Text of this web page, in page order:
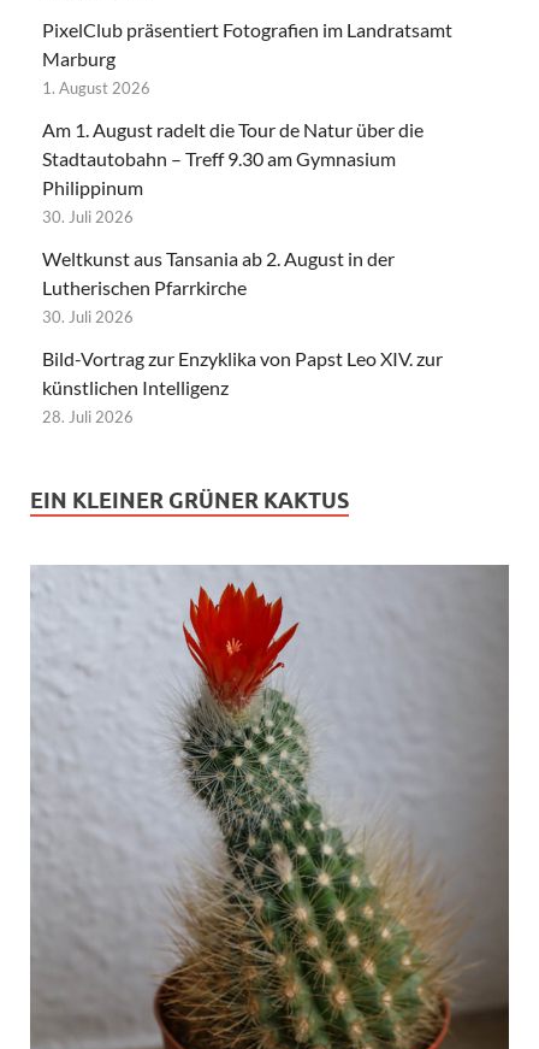
PixelClub präsentiert Fotografien im Landratsamt
Marburg
1. August 2026
Am 1. August radelt die Tour de Natur über die
Stadtautobahn – Treff 9.30 am Gymnasium
Philippinum
30. Juli 2026
Weltkunst aus Tansania ab 2. August in der
Lutherischen Pfarrkirche
30. Juli 2026
Bild-Vortrag zur Enzyklika von Papst Leo XIV. zur
künstlichen Intelligenz
28. Juli 2026
EIN KLEINER GRÜNER KAKTUS